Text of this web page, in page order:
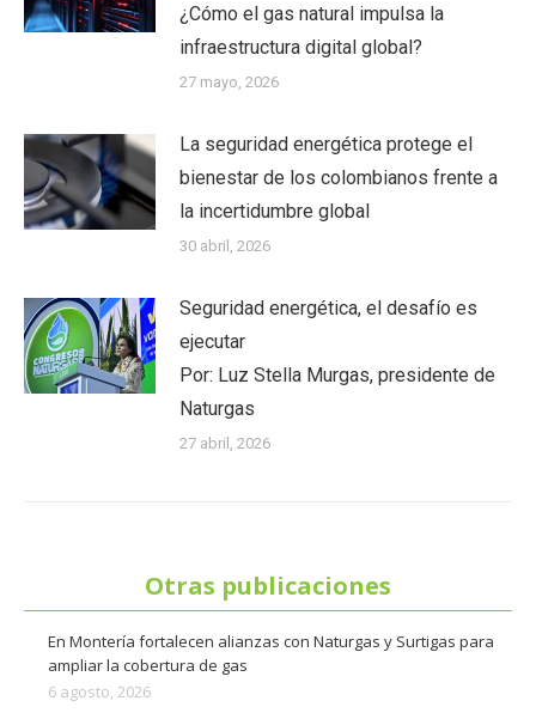
¿Cómo el gas natural impulsa la
infraestructura digital global?
27 mayo, 2026
La seguridad energética protege el
bienestar de los colombianos frente a
la incertidumbre global
30 abril, 2026
Seguridad energética, el desafío es
ejecutar
Por: Luz Stella Murgas, presidente de
Naturgas
27 abril, 2026
Otras publicaciones
En Montería fortalecen alianzas con Naturgas y Surtigas para
ampliar la cobertura de gas
6 agosto, 2026